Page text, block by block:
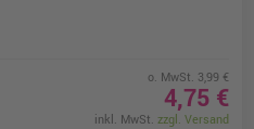
o. MwSt. 3,99 €
4,75 €
inkl. MwSt. zzgl. Versand